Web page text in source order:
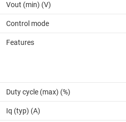
Vout (min) (V)
Control mode
Features
Duty cycle (max) (%)
Iq (typ) (A)